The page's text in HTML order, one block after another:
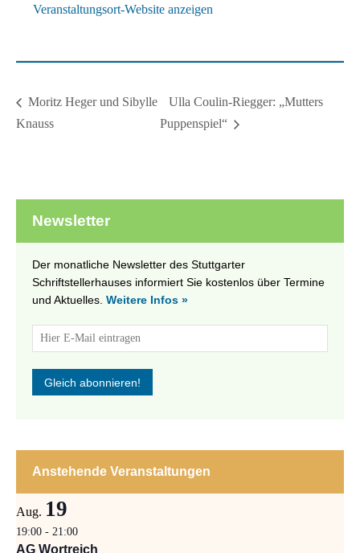
Veranstaltungsort-Website anzeigen
Moritz Heger und Sibylle
Knauss
Ulla Coulin-Riegger: „Mutters
Puppenspiel“
Newsletter
Der monatliche Newsletter des Stuttgarter
Schriftstellerhauses informiert Sie kostenlos über Termine
und Aktuelles. Weitere Infos »
Anstehende Veranstaltungen
Aug. 19
19:00 - 21:00
AG Wortreich